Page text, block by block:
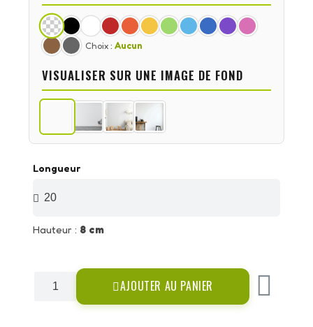
Longueur
Hauteur : 8 cm
AJOUTER AU PANIER
Choix : Aucun
VISUALISER SUR UNE IMAGE DE FOND